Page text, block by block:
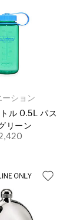
ーション
ル 0.5L パス
リーン